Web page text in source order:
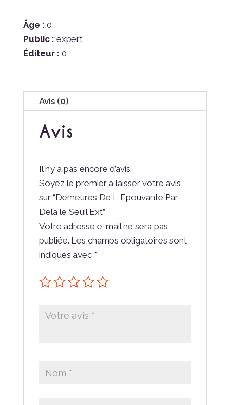
Âge : 0
Public : expert
Éditeur : 0
Avis (0)
Avis
Il n’y a pas encore d’avis.
Soyez le premier à laisser votre avis
sur “Demeures De L Epouvante Par
Dela le Seuil Ext”
Votre adresse e-mail ne sera pas
publiée. Les champs obligatoires sont
indiqués avec *